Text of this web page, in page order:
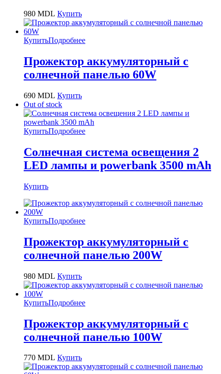
980 MDL Купить
КупитьПодробнее
Прожектор аккумуляторный с
солнечной панелью 60W
690 MDL Купить
Out of stock
КупитьПодробнее
Солнечная система освещения 2
LED лампы и powerbank 3500 mAh
Купить
КупитьПодробнее
Прожектор аккумуляторный с
солнечной панелью 200W
980 MDL Купить
КупитьПодробнее
Прожектор аккумуляторный с
солнечной панелью 100W
770 MDL Купить